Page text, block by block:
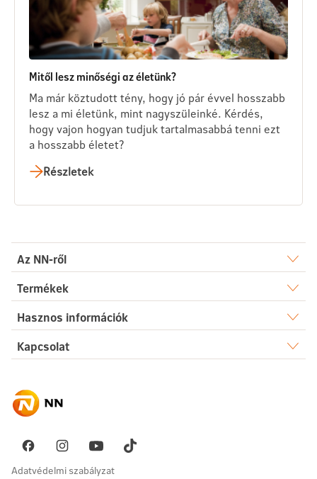
Mitől lesz minőségi az életünk?
Ma már köztudott tény, hogy jó pár évvel hosszabb
lesz a mi életünk, mint nagyszüleinké. Kérdés,
hogy vajon hogyan tudjuk tartalmasabbá tenni ezt
a hosszabb életet?
Részletek
Az NN-ről
Rólunk
Sajtószoba
Karrier
Fenntarthatóság
Pénzügyi navigátor
Termékek
Élet
Egészség
Nyugdíj
Vállalati megoldások
Hasznos információk
Dokumentumtár
Akadálymentesség
Kapcsolat
Ügyintézés
Panaszkezelés
Adatvédelmi szabályzat